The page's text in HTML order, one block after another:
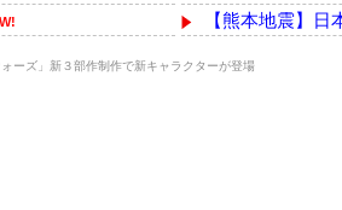
ず
【熊本地震】
【宮崎】マジ
ォーズ」新３部作制作で新キャラクターが登場